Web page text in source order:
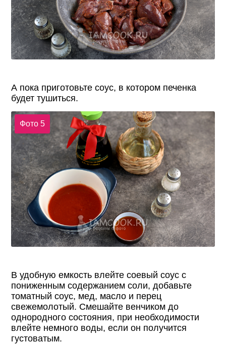
А пока приготовьте соус, в котором печенка
будет тушиться.
Фото 5
В удобную емкость влейте соевый соус с
пониженным содержанием соли, добавьте
томатный соус, мед, масло и перец
свежемолотый. Смешайте венчиком до
однородного состояния, при необходимости
влейте немного воды, если он получится
густоватым.